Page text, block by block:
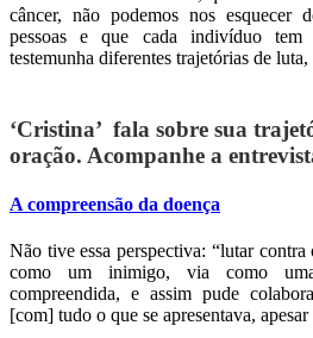
câncer, não podemos nos esquecer
pessoas e que cada indivíduo tem
testemunha diferentes trajetórias de luta,
‘Cristina’ fala sobre sua
oração. Acompanhe a
A compreensão da doença
Não tive essa perspectiva: “lutar
como um inimigo, via como
compreendida, e assim pude
[com] tudo o que se apresentava,